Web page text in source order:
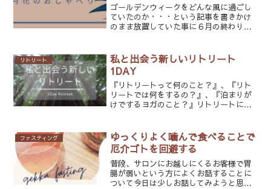
ゴールデンウィークをどんな風に過ごし
ていたのか・・・という記事を書きかけ
のまま放置していた事に６月の終わりに
に来られている方はご存じのように今年
のゴールデンウィークは全...
リトリート
私と出会う新しいリトリート
1DAY
『リトリートって何のこと？』、『リト
リートでは何をするの？』、『泊まりが
けでするヨガのこと？』リトリートに興
しくて本当の意味のリトリートを開催し
ます。自然(やせい)に還...
ファスティング
ゆっくりよく噛んで食べることで
厄介ゴトを回避する
普段、サロンにお越しにくるお客様で胃
腸が弱いという方によくお話することに
ついて今日は少しお話してみようと思い